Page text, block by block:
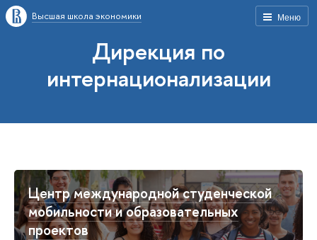
Меню
Высшая школа экономики
Дирекция по
интернационализации
Центр международной студенческой
мобильности и образовательных
проектов